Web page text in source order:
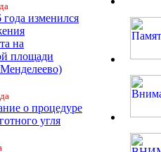
изменился
на
площади
о процедуре
угля